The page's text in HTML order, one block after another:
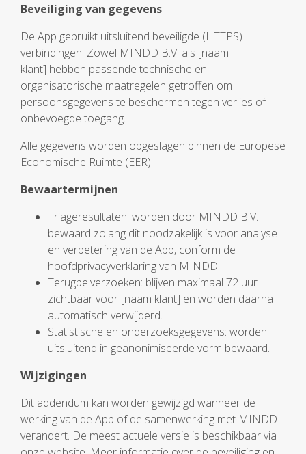
Beveiliging van gegevens
De App gebruikt uitsluitend beveiligde (HTTPS)
verbindingen. Zowel MINDD B.V. als [naam
klant] hebben passende technische en
organisatorische maatregelen getroffen om
persoonsgegevens te beschermen tegen verlies of
onbevoegde toegang.
Alle gegevens worden opgeslagen binnen de Europese
Economische Ruimte (EER).
Bewaartermijnen
Triageresultaten: worden door MINDD B.V.
bewaard zolang dit noodzakelijk is voor analyse
en verbetering van de App, conform de
hoofdprivacyverklaring van MINDD.
Terugbelverzoeken: blijven maximaal 72 uur
zichtbaar voor [naam klant] en worden daarna
automatisch verwijderd.
Statistische en onderzoeksgegevens: worden
uitsluitend in geanonimiseerde vorm bewaard.
Wijzigingen
Dit addendum kan worden gewijzigd wanneer de
werking van de App of de samenwerking met MINDD
verandert. De meest actuele versie is beschikbaar via